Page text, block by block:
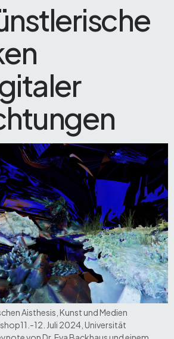
Aisthesis, Kunst und Medien
12. Juli 2024, Universität